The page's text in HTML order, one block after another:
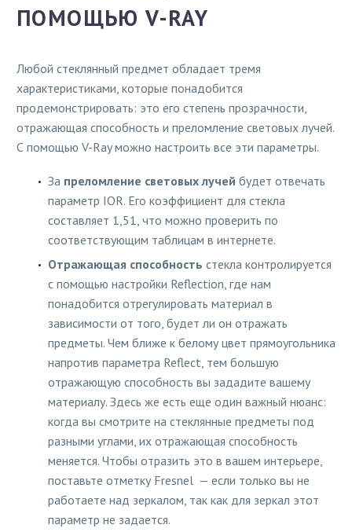
ПОМОЩЬЮ V-RAY
Любой стеклянный предмет обладает тремя
характеристиками, которые понадобится
продемонстрировать: это его степень прозрачности,
отражающая способность и преломление световых лучей.
С помощью V-Ray можно настроить все эти параметры.
За преломление световых лучей будет отвечать
параметр IOR. Его коэффициент для стекла
составляет 1,51, что можно проверить по
соответствующим таблицам в интернете.
Отражающая способность стекла контролируется
с помощью настройки Reflection, где нам
понадобится отрегулировать материал в
зависимости от того, будет ли он отражать
предметы. Чем ближе к белому цвет прямоугольника
напротив параметра Reflect, тем большую
отражающую способность вы зададите вашему
материалу. Здесь же есть еще один важный нюанс:
когда вы смотрите на стеклянные предметы под
разными углами, их отражающая способность
меняется. Чтобы отразить это в вашем интерьере,
поставьте отметку Fresnel — если только вы не
работаете над зеркалом, так как для зеркал этот
параметр не задается.